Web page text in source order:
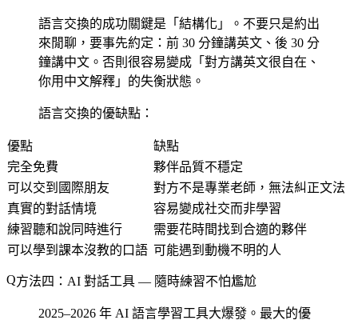
語言交換的成功關鍵是「結構化」。不要只是約出
來閒聊，要事先約定：前 30 分鐘講英文、後 30 分
鐘講中文。否則很容易變成「對方講英文很自在、
你用中文解釋」的失衡狀態。
語言交換的優缺點：
優點
缺點
完全免費
夥伴品質不穩定
可以交到國際朋友
對方不是專業老師，無法糾正文法
真實的對話情境
容易變成社交而非學習
練習聽和說同時進行
需要花時間找到合適的夥伴
可以學到課本沒教的口語 可能遇到動機不明的人
方法四：AI 對話工具 — 隨時練習不怕尷尬
2025–2026 年 AI 語言學習工具大爆發。最大的優